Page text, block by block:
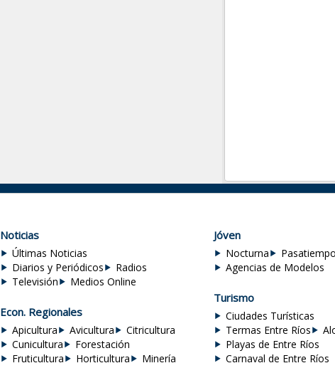
Noticias
Últimas Noticias
Diarios y Periódicos
Radios
Televisión
Medios Online
Econ. Regionales
Apicultura Avicultura
Citricultura
Cunicultura
Forestación
Fruticultura
Horticultura
Minería
Jóven
Nocturna
Agencias de Modelos
Turismo
Ciudades Turísticas
Termas Entre Ríos
Playas de Entre Ríos
Carnaval de Entre Ríos